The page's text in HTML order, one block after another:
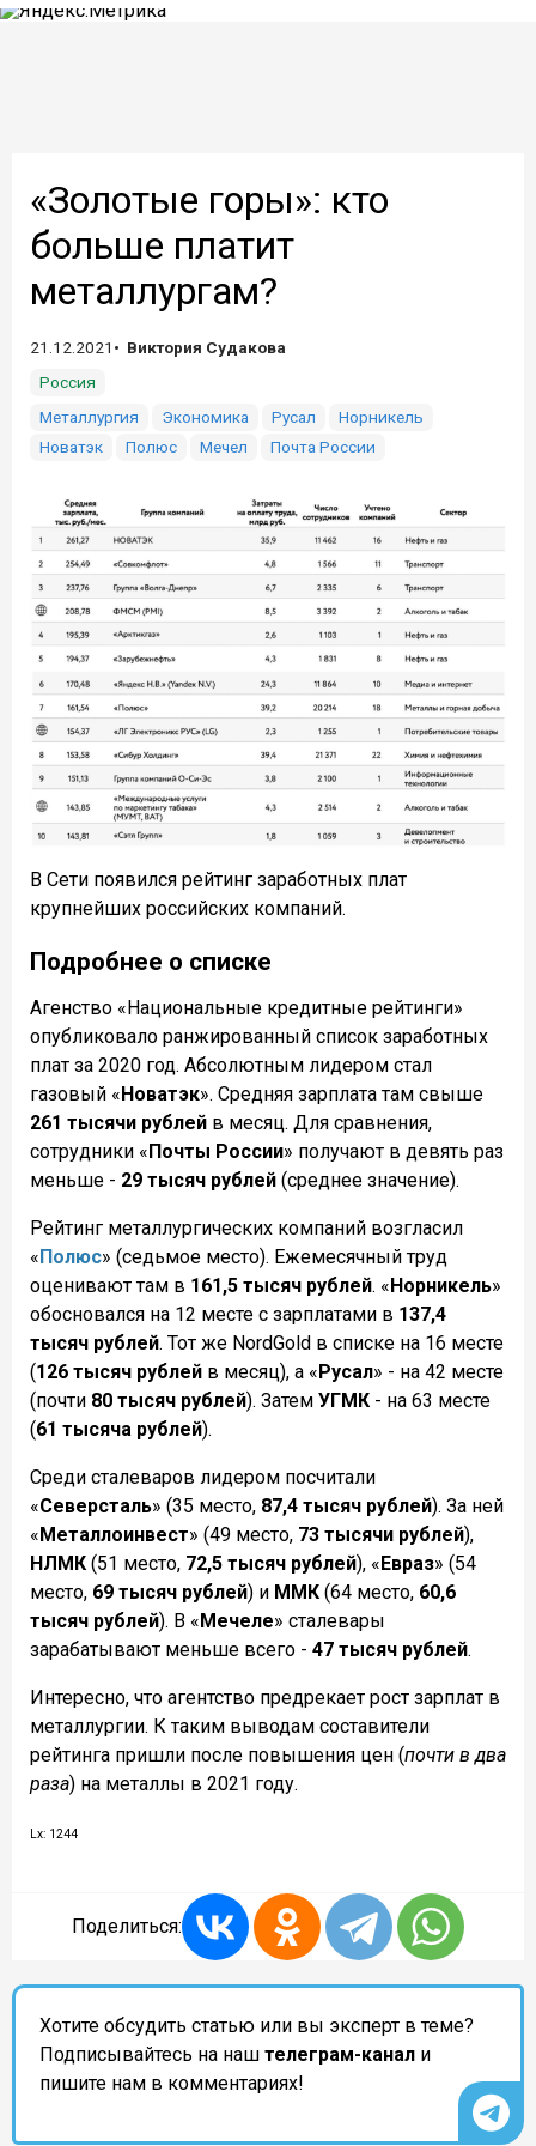
«Золотые горы»: кто
больше платит
металлургам?
21.12.2021
Виктория Судакова
Россия
Металлургия
Экономика Русал
Норникель
Новатэк
Полюс Мечел Почта России
В Сети появился рейтинг заработных плат
крупнейших российских компаний.
Подробнее о списке
Агенство «Национальные кредитные рейтинги»
опубликовало ранжированный список заработных
плат за 2020 год. Абсолютным лидером стал
газовый «Новатэк». Средняя зарплата там свыше
261 тысячи рублей в месяц. Для сравнения,
сотрудники «Почты России» получают в девять раз
меньше - 29 тысяч рублей (среднее значение).
Рейтинг металлургических компаний возгласил
«Полюс» (седьмое место). Ежемесячный труд
оценивают там в 161,5 тысяч рублей. «Норникель»
обосновался на 12 месте с зарплатами в 137,4
тысяч рублей. Тот же NordGold в списке на 16 месте
(126 тысяч рублей в месяц), а «Русал» - на 42 месте
(почти 80 тысяч рублей). Затем УГМК - на 63 месте
(61 тысяча рублей).
Среди сталеваров лидером посчитали
«Северсталь» (35 место, 87,4 тысяч рублей). За ней
«Металлоинвест» (49 место, 73 тысячи рублей),
НЛМК (51 место, 72,5 тысяч рублей), «Евраз» (54
место, 69 тысяч рублей) и ММК (64 место, 60,6
тысяч рублей). В «Мечеле» сталевары
зарабатывают меньше всего - 47 тысяч рублей.
Интересно, что агентство предрекает рост зарплат в
металлургии. К таким выводам составители
рейтинга пришли после повышения цен (почти в два
раза) на металлы в 2021 году.
Lx: 1244
Поделиться:
Хотите обсудить статью или вы эксперт в теме?
Подписывайтесь на наш телеграм-канал и
пишите нам в комментариях!